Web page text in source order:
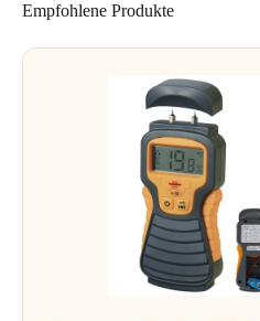
Empfohlene Produkte